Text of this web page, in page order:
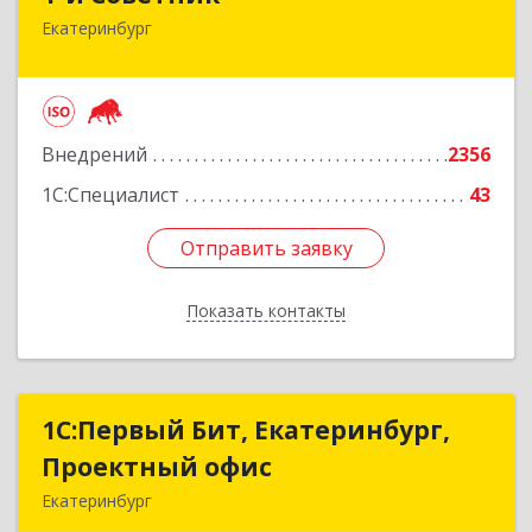
Екатеринбург
Внедрений
2356
1С:Специалист
43
Отправить заявку
Показать контакты
620144, Свердловская обл, Екатеринбург г, 8
Отправить заявку
Назад
1С:Первый Бит, Екатеринбург,
Проектный офис
Екатеринбург
1С:Первый Бит, Екатеринбург,
Проектный офис